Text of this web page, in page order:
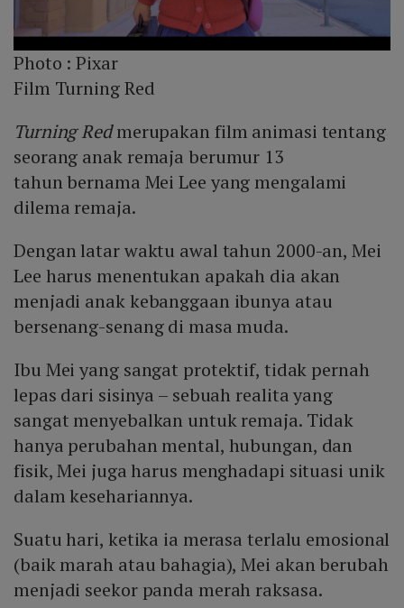
Photo :Pixar
Film Turning Red
Turning Redmerupakan film animasi tentang
seorang anak remaja berumur 13
tahun bernama Mei Lee yang mengalami
dilema remaja.
Dengan latar waktu awal tahun 2000-an, Mei
Lee harus menentukan apakah dia akan
menjadi anak kebanggaan ibunya atau
bersenang-senang di masa muda.
Ibu Mei yang sangat protektif, tidak pernah
lepas dari sisinya – sebuah realita yang
sangat menyebalkan untuk remaja. Tidak
hanya perubahan mental, hubungan, dan
fisik, Mei juga harus menghadapi situasi unik
dalam kesehariannya.
Suatu hari, ketika ia merasa terlalu emosional
(baik marah atau bahagia), Mei akan berubah
menjadi seekor panda merah raksasa.